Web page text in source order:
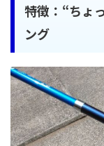
特徴：“ちょ
ング